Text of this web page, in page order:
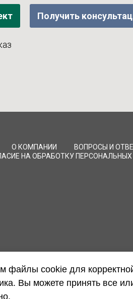
Получить
О КОМПАНИИ ВОПРОСЫ И
НА ОБРАБОТКУ
файлы cookie для
Вы можете принять все